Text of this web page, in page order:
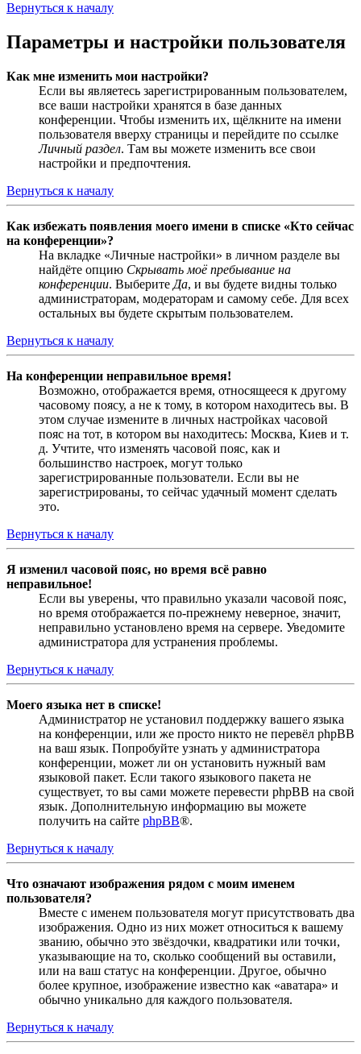
Вернуться к началу
Параметры и настройки пользователя
Как мне изменить мои настройки?
Если вы являетесь зарегистрированным пользователем,
все ваши настройки хранятся в базе данных
конференции. Чтобы изменить их, щёлкните на имени
пользователя вверху страницы и перейдите по ссылке
Личный раздел. Там вы можете изменить все свои
настройки и предпочтения.
Вернуться к началу
Как избежать появления моего имени в списке «Кто сейчас
на конференции»?
На вкладке «Личные настройки» в личном разделе вы
найдёте опцию Скрывать моё пребывание на
конференции. Выберите Да, и вы будете видны только
администраторам, модераторам и самому себе. Для всех
остальных вы будете скрытым пользователем.
Вернуться к началу
На конференции неправильное время!
Возможно, отображается время, относящееся к другому
часовому поясу, а не к тому, в котором находитесь вы. В
этом случае измените в личных настройках часовой
пояс на тот, в котором вы находитесь: Москва, Киев и т.
д. Учтите, что изменять часовой пояс, как и
большинство настроек, могут только
зарегистрированные пользователи. Если вы не
зарегистрированы, то сейчас удачный момент сделать
это.
Вернуться к началу
Я изменил часовой пояс, но время всё равно
неправильное!
Если вы уверены, что правильно указали часовой пояс,
но время отображается по-прежнему неверное, значит,
неправильно установлено время на сервере. Уведомите
администратора для устранения проблемы.
Вернуться к началу
Моего языка нет в списке!
Администратор не установил поддержку вашего языка
на конференции, или же просто никто не перевёл phpBB
на ваш язык. Попробуйте узнать у администратора
конференции, может ли он установить нужный вам
языковой пакет. Если такого языкового пакета не
существует, то вы сами можете перевести phpBB на свой
язык. Дополнительную информацию вы можете
получить на сайте phpBB®.
Вернуться к началу
Что означают изображения рядом с моим именем
пользователя?
Вместе с именем пользователя могут присутствовать два
изображения. Одно из них может относиться к вашему
званию, обычно это звёздочки, квадратики или точки,
указывающие на то, сколько сообщений вы оставили,
или на ваш статус на конференции. Другое, обычно
более крупное, изображение известно как «аватара» и
обычно уникально для каждого пользователя.
Вернуться к началу